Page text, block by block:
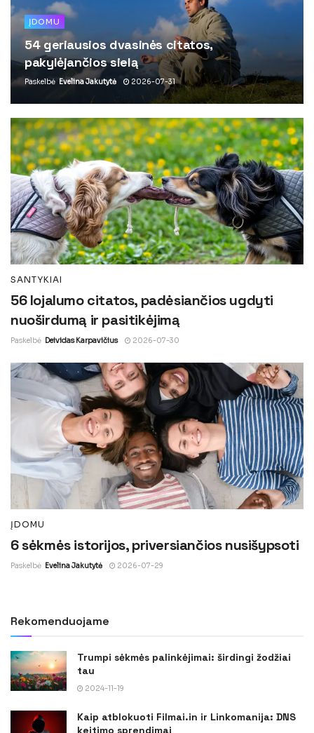
ĮDOMU
54 geriausios dvasinės citatos,
pakylėjančios sielą
Paskelbė Evelina Jakutytė 2026-07-31
SANTYKIAI
56 lojalumo citatos, padėsiančios ugdyti
nuoširdumą ir pasitikėjimą
Paskelbė Deividas Karpavičius 2026-07-30
ĮDOMU
6 sėkmės istorijos, priversiančios nusišypsoti
Paskelbė Evelina Jakutytė 2026-07-29
Rekomenduojame
Trumpi sėkmės palinkėjimai: širdingi žodžiai
tau
2024-11-19
Kaip atblokuoti Filmai.in ir Linkomanija: DNS
keitimo sprendimai